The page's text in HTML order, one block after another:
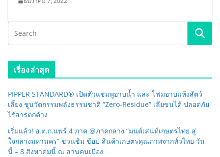
เรื่องล่าสุด
PIPPER STANDARD® เปิดตัวแชมพูอาบน้ำ และ โฟมอาบแห้งสัตว์
เลี้ยง ชูนวัตกรรมพลังธรรมชาติ “Zero-Residue” เลียขนได้ ปลอดภัย
ไร้สารตกค้าง
เริ่มแล้ว! อ.ต.ก.แฟร์ 4 ภาค @ภาคกลาง “มนต์เสน่ห์เกษตรไทย สู่
ใจกลางมหานคร” ชวนชิม ช้อป สินค้าเกษตรคุณภาพจากทั่วไทย วัน
นี้ – 8 สิงหาคมนี้ ณ ลานคนเมือง